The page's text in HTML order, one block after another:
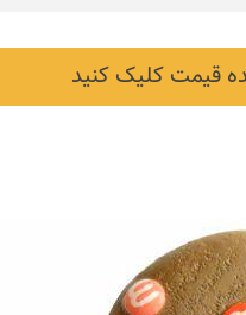
قیمت کلیک کنید